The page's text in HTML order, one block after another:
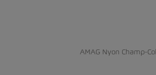
AMAG Nyon Champ-